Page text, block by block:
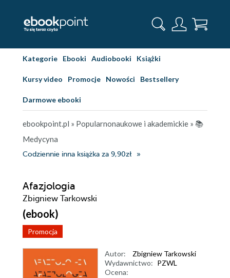
Kategorie Ebooki Audiobooki Książki
Kursy video Promocje Nowości Bestsellery
Darmowe ebooki
ebookpoint.pl » Popularnonaukowe i akademickie » 📚
Medycyna
Codziennie inna książka za 9,90zł
Afazjologia
Zbigniew Tarkowski
(ebook)
Promocja
Autor:
Zbigniew Tarkowski
Wydawnictwo: PZWL
Ocena: